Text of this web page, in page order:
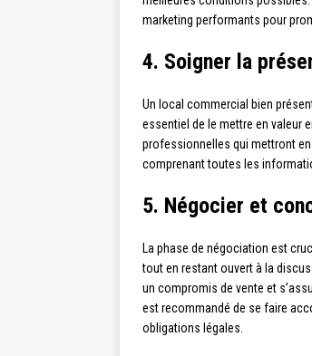
marketing performants pour
4. Soigner la
Un local commercial bien
essentiel de le mettre en valeur
professionnelles qui mettront
comprenant toutes les
5. Négocier et
La phase de négociation est
tout en restant ouvert à la
un compromis de vente et
est recommandé de se faire
obligations légales.